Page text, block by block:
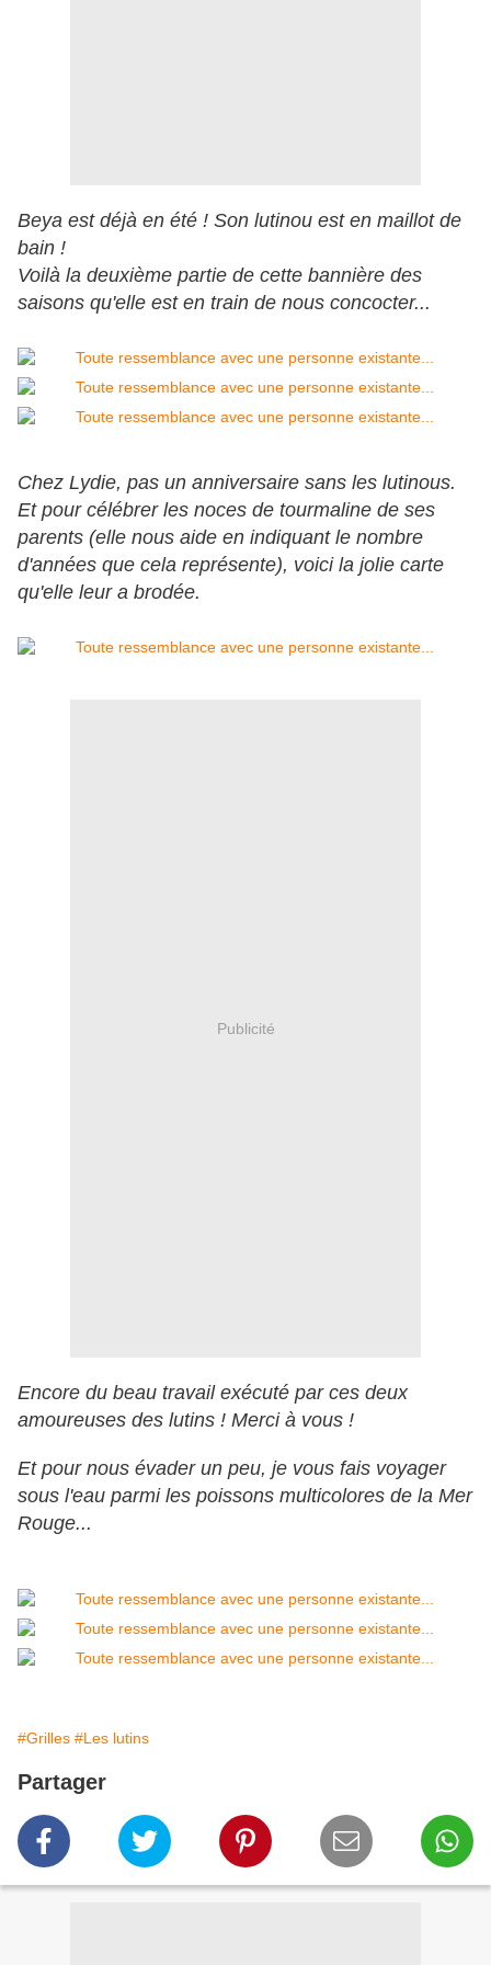
Beya est déjà en été ! Son lutinou est en maillot de
bain !
Voilà la deuxième partie de cette bannière des
saisons qu'elle est en train de nous concocter...
Chez Lydie, pas un anniversaire sans les lutinous.
Et pour célébrer les noces de tourmaline de ses
parents (elle nous aide en indiquant le nombre
d'années que cela représente), voici la jolie carte
qu'elle leur a brodée.
Publicité
Encore du beau travail exécuté par ces deux
amoureuses des lutins ! Merci à vous !
Et pour nous évader un peu, je vous fais voyager
sous l'eau parmi les poissons multicolores de la Mer
Rouge...
#Grilles #Les lutins
Partager